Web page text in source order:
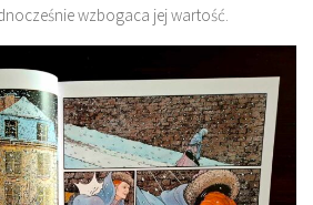
wzbogaca jej wartość.